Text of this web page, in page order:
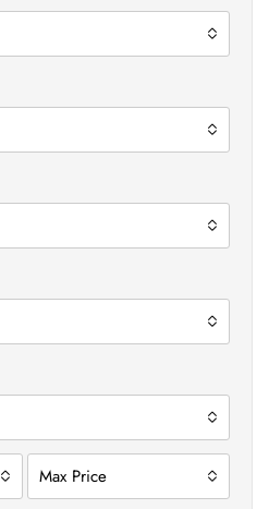
Max Price